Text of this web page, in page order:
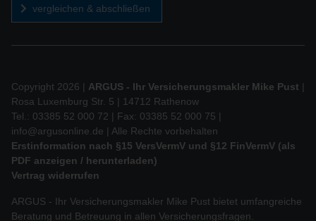
vergleichen & abschließen
Copyright 2026 | ARGUS - Ihr Versicherungsmakler Mike Pust |
Rosa Luxemburg Str. 5 | 14712 Rathenow
Tel.: 03385 52 000 72 | Fax: 03385 52 000 75 |
info@argusonline.de | Alle Rechte vorbehalten
Erstinformation nach §15 VersVermV und §12 FinVermV (als
PDF anzeigen / herunterladen)
Vertrag widerrufen
ARGUS - Ihr Versicherungsmakler Mike Pust bietet umfangreiche
Beratung und Betreuung in allen Versicherungsfragen.